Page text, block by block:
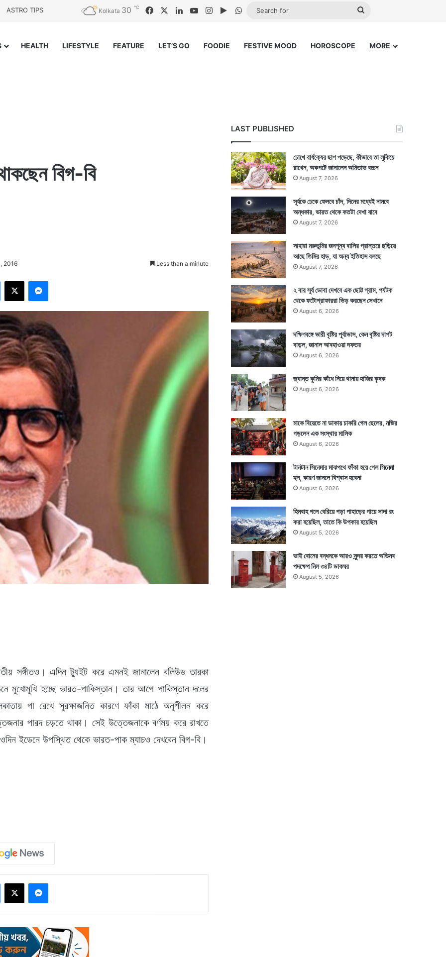
ASTRO TIPS Kolkata 30 ℃ FacebookLinkedInYouTubeInstagramGoogle Play
WhatsApp
Search
HEALTH LIFESTYLE FEATURE LET’S GO FOODIE FESTIVE MOOD HOROSCOPE MORE
বিগ-বি
2016 Less than a minute
সঙ্গীতও। এদিন ট্যুইট করে এমনই জানালেন বলিউড তারকা
মুখোমুখি হচ্ছে ভারত-পাকিস্তান। তার আগে পাকিস্তান দলের
পা রেখে সুরক্ষাজনিত কারণে ফাঁকা মাঠে অনুশীলন করে
পারদ চড়তে থাকা। সেই উত্তেজনাকে বর্ণময় করে রাখতে
ইডেনে উপস্থিত থেকে ভারত-পাক ম্যাচও দেখবেন বিগ-বি।
LAST PUBLISHED
চোখে বার্ধক্যের ছাপ পড়েছে, কীভাবে তা লুকিয়ে
রাখেন, অকপটে জানালেন অমিতাভ বচ্চন
August 7, 2026
সূর্যকে ঢেকে ফেলবে চাঁদ, দিনের মধ্যেই নামবে
অন্ধকার, ভারত থেকে কতটা দেখা যাবে
August 7, 2026
সাহারা মরুভূমির জনশূন্য বালির প্রান্তরে ছড়িয়ে
আছে তিমির হাড়, যা অন্য ইতিহাস বলছে
August 7, 2026
২ বার সূর্য ডোবা দেখবে এক ছোট্ট গ্রাম, পর্যটক
থেকে ফটোগ্রাফাররা ভিড় করছেন সেখানে
August 6, 2026
দক্ষিণবঙ্গে ভারী বৃষ্টির পূর্বাভাস, কেন বৃষ্টির দাপট
বাড়ল, জানাল আবহাওয়া দফতর
August 6, 2026
জ্যান্ত কুমির কাঁধে নিয়ে থানায় হাজির কৃষক
August 6, 2026
মাকে বিয়েতে না ডাকায় চাকরি গেল ছেলের, নজির
গড়লেন এক সংস্থার মালিক
August 6, 2026
টানটান সিনেমার মাঝপথে ফাঁকা হয়ে গেল সিনেমা
হল, কারণ জানলে বিশ্বাস হবেনা
August 6, 2026
হিমবাহ গলে বেরিয়ে পড়া পাহাড়ের গায়ে সাদা রং
করা হয়েছিল, তাতে কি উপকার হয়েছিল
August 5, 2026
ভাই বোনের বন্ধনকে আরও সুন্দর করতে অভিনব
পদক্ষেপ নিল ৩৪টি ডাকঘর
August 5, 2026